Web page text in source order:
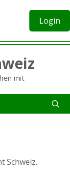
Login
mit
Schweiz.